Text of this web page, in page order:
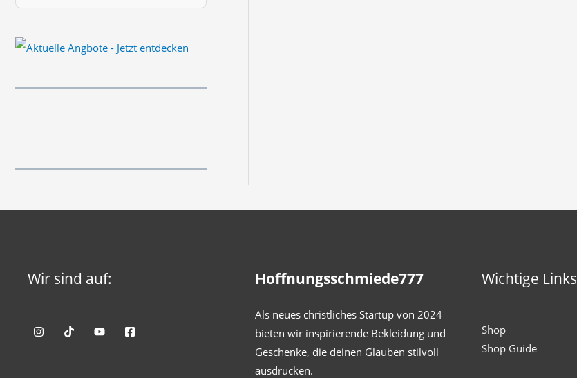
Wir sind auf: Hoffnungsschmiede777
Als neues christliches Startup von 2024
bieten wir inspirierende Bekleidung und
Geschenke, die deinen Glauben stilvoll
ausdrücken.
Wichtige Links
Shop
Shop Guide